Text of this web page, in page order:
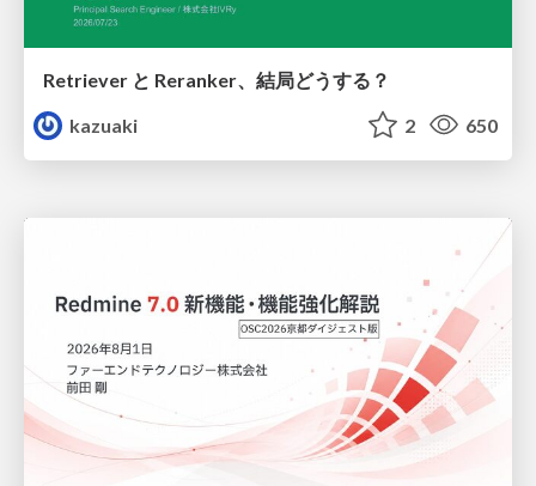
Retriever と Reranker、結局どうする？
kazuaki
2 650